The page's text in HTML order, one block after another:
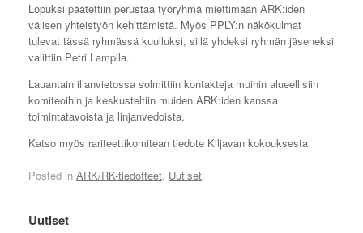
Lopuksi päätettiin perustaa työryhmä miettimään ARK:iden
välisen yhteistyön kehittämistä. Myös PPLY:n näkökulmat
tulevat tässä ryhmässä kuulluksi, sillä yhdeksi ryhmän jäseneksi
valittiin Petri Lampila.
Lauantain illanvietossa solmittiin kontakteja muihin alueellisiin
komiteoihin ja keskusteltiin muiden ARK:iden kanssa
toimintatavoista ja linjanvedoista.
Katso myös rariteettikomitean tiedote Kiljavan kokouksesta
Posted in ARK/RK-tiedotteet, Uutiset.
Uutiset